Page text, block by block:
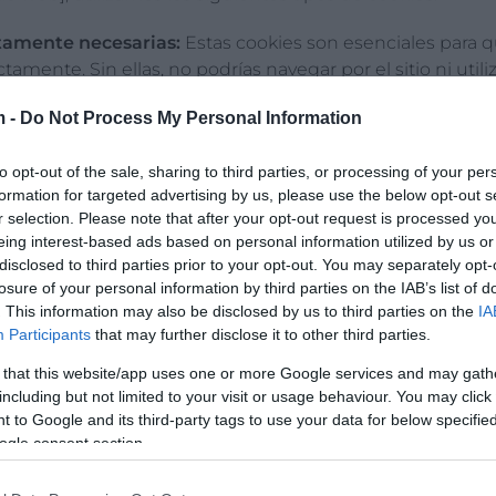
- Do Not Process My Personal Information
opt-out of the sale, sharing to third parties, or processing of your
for targeted advertising by us, please use the below opt-out
selection. Please note that after your opt-out request is processed
interest-based ads based on personal information utilized by us
to third parties prior to your opt-out. You may separately
of your personal information by third parties on the IAB’s list of
This information may also be disclosed by us to third parties on the
Participants that may further disclose it to other third parties.
that this website/app uses one or more Google services and may
but not limited to your visit or usage behaviour. You may
to Google and its third-party tags to use your data for below
consent section.
necesarias: Estas cookies son esenciales para
Sin ellas, no podrías navegar por el sitio ni
Estas cookies recopilan información sobre
es anónima y se utiliza únicamente para mejorar el
del sitio web.
Estas cookies permiten recordar tus
en la que te encuentras) y proporcionan
o de terceros:Estas cookies se utilizan para
para ti. También permiten limitar el número de
la efectividad de las campañas publicitarias. Estas
publicitarias de terceros con nuestro permiso.